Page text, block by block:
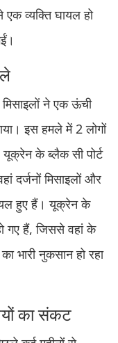
व्यक्ति घायल हो
ने एक ऊंची
इस हमले में 2 लोगों
के ब्लैक सी पोर्ट
दर्जनों मिसाइलों और
हुए हैं। यूक्रेन के
गए हैं, जिससे वहां के
भारी नुकसान हो रहा
का संकट